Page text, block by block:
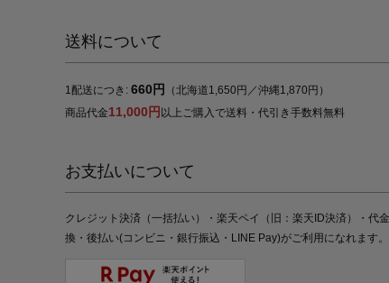
送料について
1配送につき: 660円
（北海道1,650円／沖縄1,870円）
商品代金11,000円 以上ご購入で送料・代引き手数料無料
お支払いについて
クレジット決済（一括払い）・楽天ペイ（旧：楽天ID決済）・代
換・後払い(コンビニ・銀行振込・LINE Pay)がご利用になれます。